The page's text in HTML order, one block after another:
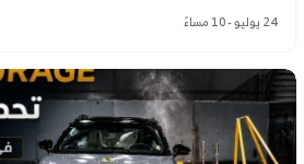
24 يوليو - 10 مساءً